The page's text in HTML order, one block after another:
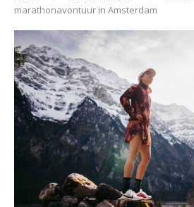
marathonavontuur in Amsterdam